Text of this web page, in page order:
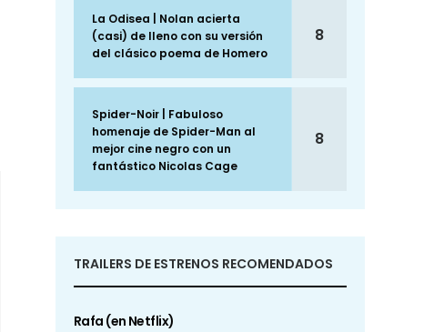
La Odisea | Nolan acierta
(casi) de lleno con su versión
del clásico poema de Homero
8
Spider-Noir | Fabuloso
homenaje de Spider-Man al
mejor cine negro con un
fantástico Nicolas Cage
8
TRAILERS DE ESTRENOS RECOMENDADOS
Rafa (en Netflix)